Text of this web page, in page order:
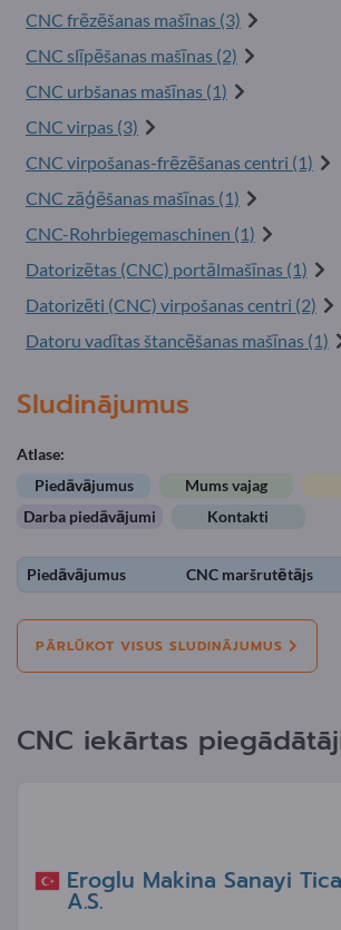
CNC frēzēšanas mašīnas (3)
CNC slīpēšanas mašīnas (2)
CNC urbšanas mašīnas (1)
CNC virpas (3)
CNC virpošanas-frēzēšanas centri (1)
CNC zāģēšanas mašīnas (1)
CNC-Rohrbiegemaschinen (1)
Datorizētas (CNC) portālmašīnas (1)
Datorizēti (CNC) virpošanas centri (2)
Datoru vadītas štancēšanas mašīnas (1)
Sludinājumus
Atlase:
Piedāvājumus
Mums vajag
Darba piedāvājumi
Kontakti
Piedāvājumus CNC maršrutētājs
PĀRLŪKOT VISUS SLUDINĀJUMUS
CNC iekārtas
Eroglu Makina Sanayi
A.S.